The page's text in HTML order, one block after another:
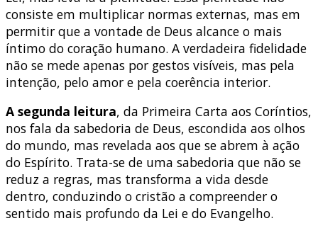
consiste em multiplicar normas externas, mas em
permitir que a vontade de Deus alcance o mais
íntimo do coração humano. A verdadeira fidelidade
não se mede apenas por gestos visíveis, mas pela
intenção, pelo amor e pela coerência interior.
A segunda leitura, da Primeira Carta aos Coríntios,
nos fala da sabedoria de Deus, escondida aos olhos
do mundo, mas revelada aos que se abrem à ação
do Espírito. Trata-se de uma sabedoria que não se
reduz a regras, mas transforma a vida desde
dentro, conduzindo o cristão a compreender o
sentido mais profundo da Lei e do Evangelho.